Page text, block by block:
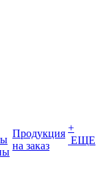
Продукция
на заказ
+
ЕЩЕ